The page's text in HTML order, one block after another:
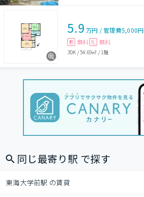
5.9 万円 /管理費5,000円
敷 無料 礼 無料
3DK /54.69㎡ / 1階
同じ最寄り駅 で探す
東海大学前駅 の賃貸